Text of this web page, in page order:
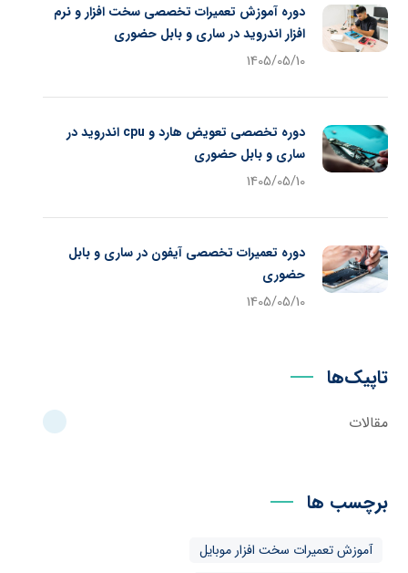
دوره آموزش تعمیرات تخصصی سخت افزار و نرم
افزار اندروید در ساری و بابل حضوری
1405/05/10
دوره تخصصی تعویض هارد و cpu اندروید در
ساری و بابل حضوری
1405/05/10
دوره تعمیرات تخصصی آیفون در ساری و بابل
حضوری
1405/05/10
تاپیک‌ها
مقالات
برچسب ها
آموزش تعمیرات سخت افزار موبایل